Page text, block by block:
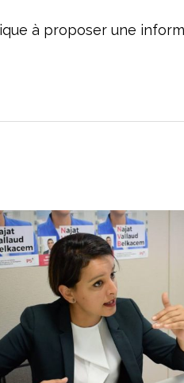
à proposer une